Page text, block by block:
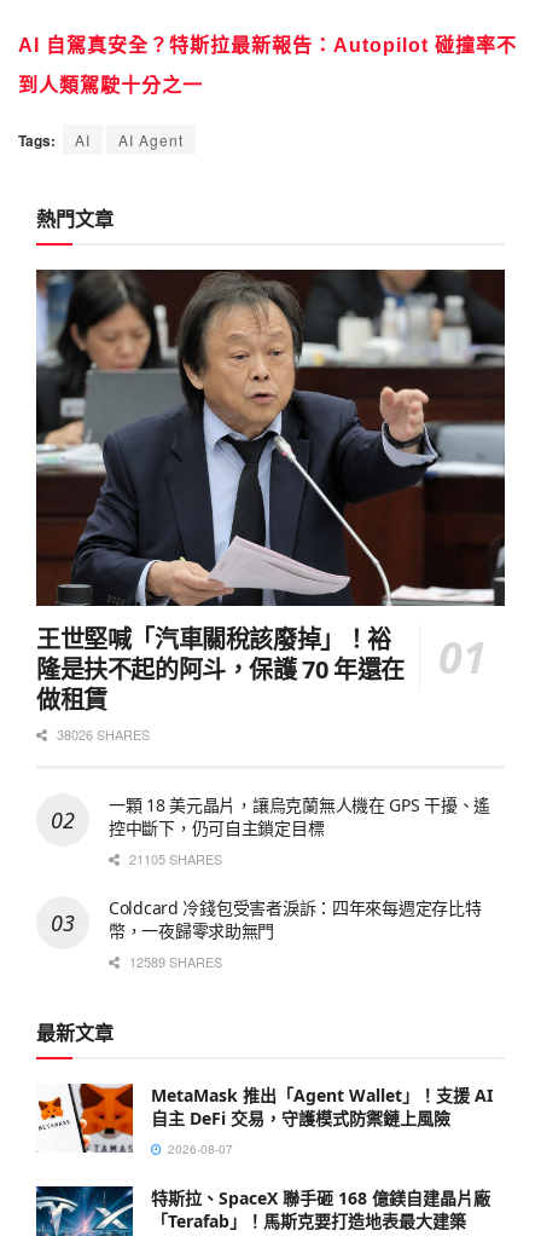
AI 自駕真安全？特斯拉最新報告：Autopilot 碰撞率不
到人類駕駛十分之一
Tags: AI AI Agent
熱門文章
王世堅喊「汽車關稅該廢掉」！裕
隆是扶不起的阿斗，保護 70 年還在
做租賃
38026 SHARES
一顆 18 美元晶片，讓烏克蘭無人機在 GPS 干擾、遙
控中斷下，仍可自主鎖定目標
21105 SHARES
Coldcard 冷錢包受害者淚訴：四年來每週定存比特
幣，一夜歸零求助無門
12589 SHARES
最新文章
MetaMask 推出「Agent Wallet」！支援 AI
自主 DeFi 交易，守護模式防禦鏈上風險
2026-08-07
特斯拉、SpaceX 聯手砸 168 億鎂自建晶片廠
「Terafab」！馬斯克要打造地表最大建築